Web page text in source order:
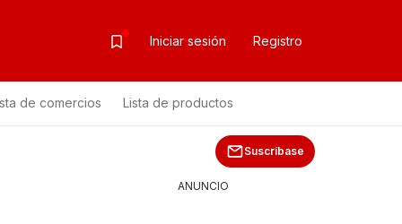
Iniciar sesión Registro
de comercios Lista de productos
Suscríbase
ANUNCIO